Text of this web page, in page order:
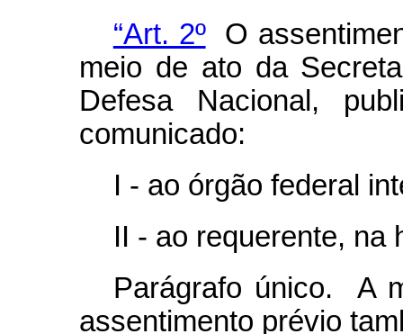
“Art. 2ºO
meio de ato da
Defesa Nacional,
comunicado:
I - ao órgão federal
II - ao requerente, na
Parágrafo único. A
assentimento prévio